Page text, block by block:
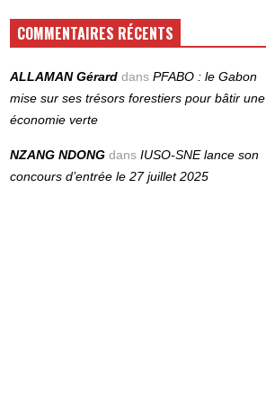
COMMENTAIRES RÉCENTS
ALLAMAN Gérard dansPFABO : le Gabon
mise sur ses trésors forestiers pour bâtir une
économie verte
NZANG NDONG dansIUSO‑SNE lance son
concours d’entrée le 27 juillet 2025